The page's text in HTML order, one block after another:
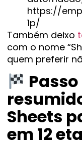
https://
1p/
Também deixo
com o nome
quem preferir
Sheets
em 12